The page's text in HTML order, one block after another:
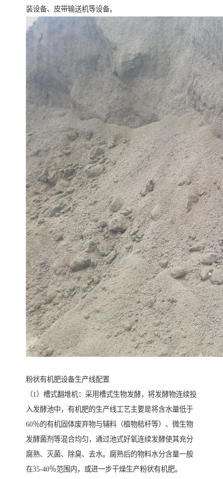
装设备、皮带输送机等设备。
粉状有机肥设备生产线配置
（1）槽式翻堆机：采用槽式生物发酵，将发酵物连续投
入发酵池中，有机肥的生产线工艺主要是将含水量低于
60％的有机固体废弃物与辅料（植物秸杆等）、微生物
发酵菌剂等混合均匀，通过池式好氧连续发酵使其充分
腐熟、灭菌、除臭、去水。腐熟后的物料水分含量一般
在35-40％范围内，或进一步干燥生产粉状有机肥。